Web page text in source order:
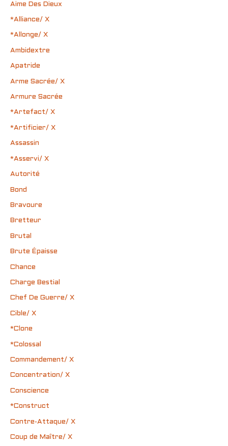
Aime Des Dieux
*Alliance/ X
*Allonge/ X
Ambidextre
Apatride
Arme Sacrée/ X
Armure Sacrée
*Artefact/ X
*Artificier/ X
Assassin
*Asservi/ X
Autorité
Bond
Bravoure
Bretteur
Brutal
Brute Épaisse
Chance
Charge Bestial
Chef De Guerre/ X
Cible/ X
*Clone
*Colossal
Commandement/ X
Concentration/ X
Conscience
*Construct
Contre-Attaque/ X
Coup de Maître/ X